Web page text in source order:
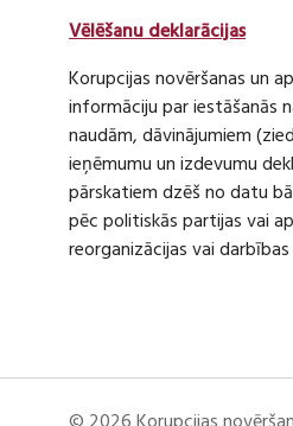
Vēlēšanu deklarācijas
Korupcijas novēršanas un
informāciju par iestāšanās
naudām, dāvinājumiem
ieņēmumu un izdevumu
pārskatiem dzēš no datu
pēc politiskās partijas vai
reorganizācijas vai